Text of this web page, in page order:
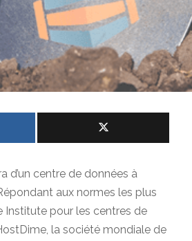
d’un centre de données à
aux normes les plus
Institute pour les centres de
la société mondiale de